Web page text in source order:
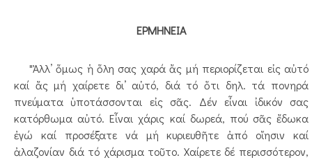
ΕΡΜΗΝΕΙΑ
"Ἀλλ’ ὅμως ἡ ὅλη σας χαρά ἄς μή περιορίζεται εἰς αὐτό
καί ἄς μή χαίρετε δι’ αὐτό, διά τό ὅτι δηλ. τά πονηρά
πνεύματα ὑποτάσσονται εἰς σᾶς. Δέν εἶναι ἰδικόν σας
κατόρθωμα αὐτό. Εἶναι χάρις καί δωρεά, πού σᾶς ἔδωκα
ἐγώ καί προσέξατε νά μή κυριευθῆτε ἀπό οἴησιν καί
ἀλαζονίαν διά τό χάρισμα τοῦτο. Χαίρετε δέ περισσότερον,